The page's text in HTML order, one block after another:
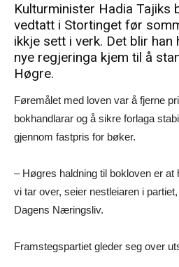
Kulturminister Hadia Tajiks
vedtatt i Stortinget før
ikkje sett i verk. Det blir han
nye regjeringa kjem til å
Høgre.
Føremålet med loven var å fjerne
bokhandlarar og å sikre forlaga
gjennom fastpris for bøker.
– Høgres haldning til bokloven er
vi tar over, seier nestleiaren i
Dagens Næringsliv.
Framstegspartiet gleder seg over